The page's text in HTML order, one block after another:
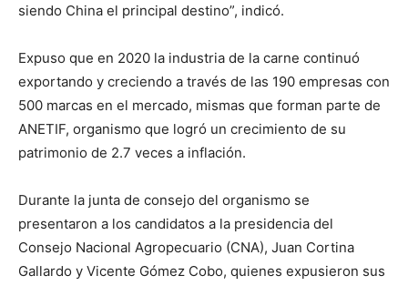
siendo China el principal destino”, indicó.
Expuso que en 2020 la industria de la carne continuó
exportando y creciendo a través de las 190 empresas con
500 marcas en el mercado, mismas que forman parte de
ANETIF, organismo que logró un crecimiento de su
patrimonio de 2.7 veces a inflación.
Durante la junta de consejo del organismo se
presentaron a los candidatos a la presidencia del
Consejo Nacional Agropecuario (CNA), Juan Cortina
Gallardo y Vicente Gómez Cobo, quienes expusieron sus